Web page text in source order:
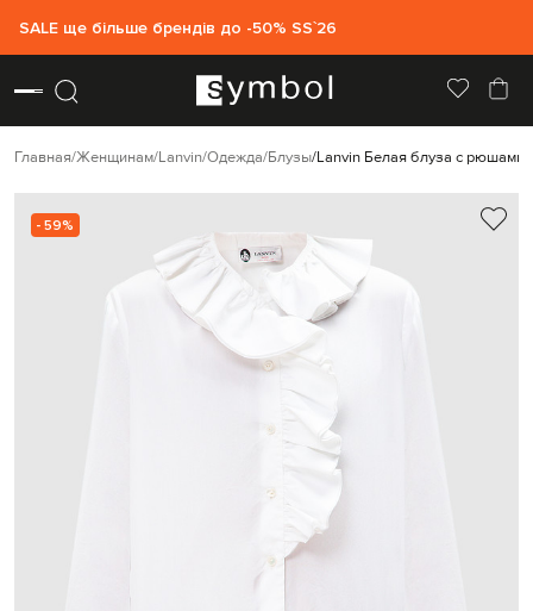
SALE ще більше брендів до -50% SS`26
Главная Женщинам Lanvin Одежда Блузы Lanvin Белая блуза с рюшами
- 59%